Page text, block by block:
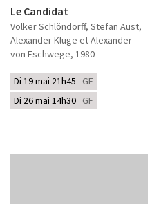
Le Candidat
Volker Schlöndorff, Stefan Aust,
Alexander Kluge et Alexander
von Eschwege, 1980
Di 19 mai 21h45 GF
Di 26 mai 14h30 GF